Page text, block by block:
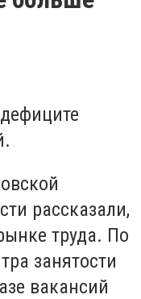
рассказали,
труда. По
занятости
вакансий